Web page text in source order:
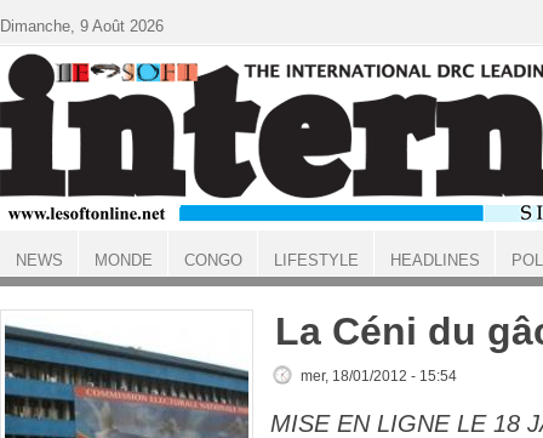
ACCUEIL
La Céni du
mer, 18/01/2012 - 15:54
MISE EN LIGNE LE 18
Dimanche, 9 Août 2026
NEWS MONDE CONGO LIFESTYLE HEADLINES